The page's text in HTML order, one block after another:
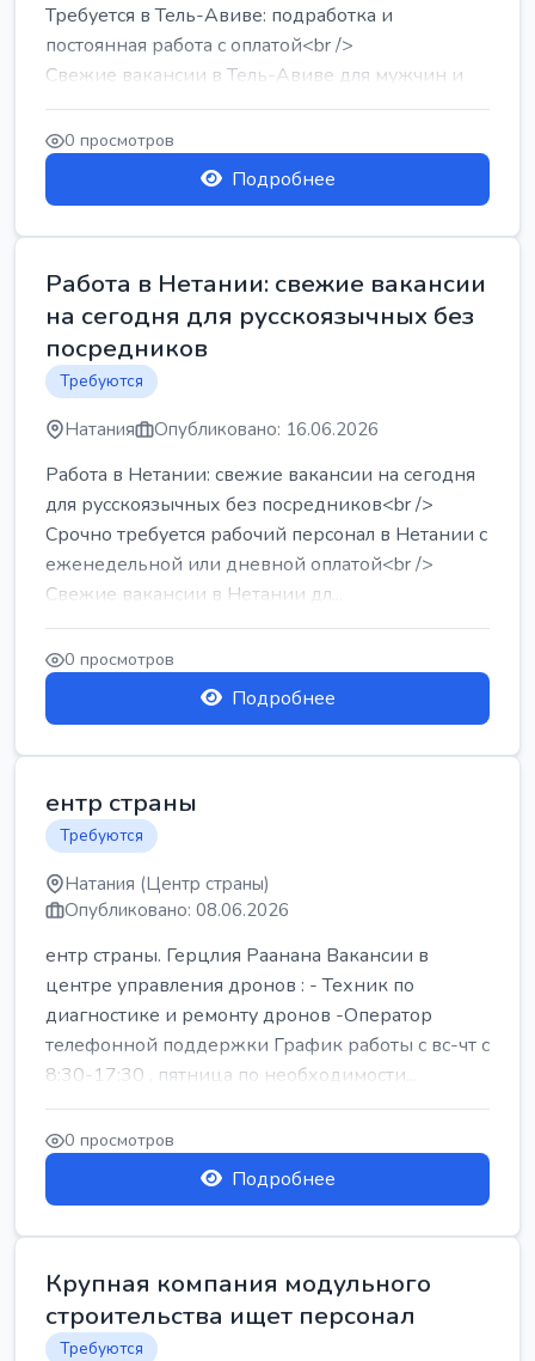
Требуется в Тель-Авиве: подработка и
постоянная работа с оплатой<br />
Свежие вакансии в Тель-Авиве для мужчин и
женщин от хозя...
0 просмотров
Подробнее
Работа в Нетании: свежие вакансии
на сегодня для русскоязычных без
посредников
Требуются
Натания Опубликовано: 16.06.2026
Работа в Нетании: свежие вакансии на сегодня
для русскоязычных без посредников<br />
Срочно требуется рабочий персонал в Нетании с
еженедельной или дневной оплатой<br />
Свежие вакансии в Нетании дл...
0 просмотров
Подробнее
ентр страны
Требуются
Натания (Центр страны)
Опубликовано: 08.06.2026
ентр страны. Герцлия Раанана Вакансии в
центре управления дронов : - Техник по
диагностике и ремонту дронов -Оператор
телефонной поддержки График работы с вс-чт с
8:30-17:30 , пятница по необходимости...
0 просмотров
Подробнее
Крупная компания модульного
строительства ищет персонал
Требуются